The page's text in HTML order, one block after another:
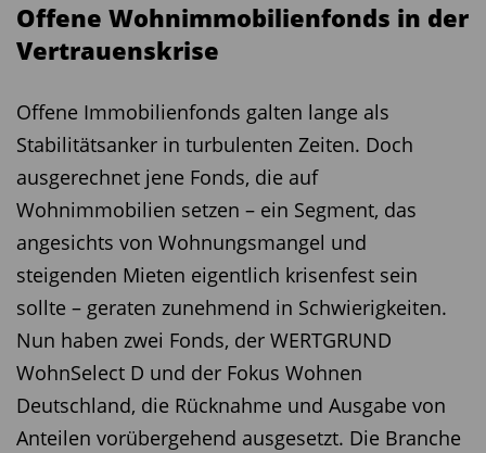
Offene Wohnimmobilienfonds in der
Vertrauenskrise
Offene Immobilienfonds galten lange als
Stabilitätsanker in turbulenten Zeiten. Doch
ausgerechnet jene Fonds, die auf
Wohnimmobilien setzen – ein Segment, das
angesichts von Wohnungsmangel und
steigenden Mieten eigentlich krisenfest sein
sollte – geraten zunehmend in Schwierigkeiten.
Nun haben zwei Fonds, der WERTGRUND
WohnSelect D und der Fokus Wohnen
Deutschland, die Rücknahme und Ausgabe von
Anteilen vorübergehend ausgesetzt. Die Branche